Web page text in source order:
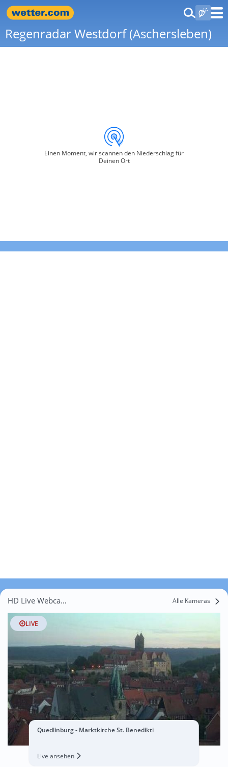
Regenradar Westdorf (Aschersleben)
Einen Moment, wir scannen den Niederschlag für
Deinen Ort
HD Live Webcams Westdorf Alle Kameras
LIVE
Quedlinburg - Marktkirche St. Benedikti
Live ansehen